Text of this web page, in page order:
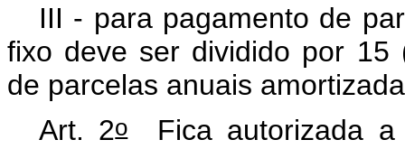
III - para pagamento de
fixo deve ser dividido por 15
de parcelas anuais
Art. 2o
Fica autorizada